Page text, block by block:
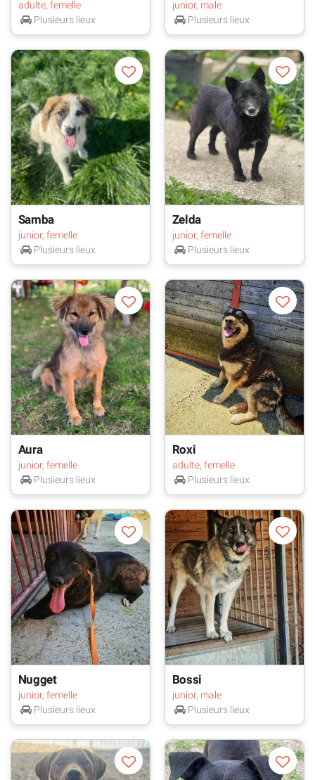
adulte, femelle
Plusieurs lieux
junior, male
Plusieurs lieux
Samba
junior, femelle
Plusieurs lieux
Zelda
junior, femelle
Plusieurs lieux
Aura
junior, femelle
Plusieurs lieux
Roxi
adulte, femelle
Plusieurs lieux
Nugget
junior, femelle
Plusieurs lieux
Bossi
junior, male
Plusieurs lieux